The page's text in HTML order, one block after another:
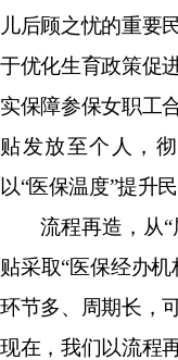
儿后顾之忧的重要
于优化生育政策促
实保障参保女职工
贴发放至个人，
以“医保温度”提升
流程再造，从“
贴采取“医保经办机
环节多、周期长，
现在，我们以流程